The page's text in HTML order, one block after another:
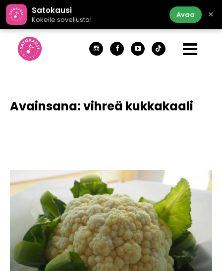
Satokausi
Kokeile sovellusta!
Avaa ×
Avainsana:vihreä kukkakaali